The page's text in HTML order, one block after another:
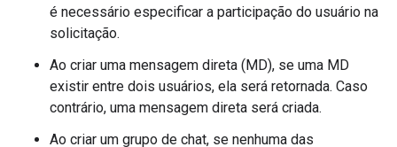
é necessário especificar a participação do usuário na
solicitação.
Ao criar uma mensagem direta (MD), se uma MD
existir entre dois usuários, ela será retornada. Caso
contrário, uma mensagem direta será criada.
Ao criar um grupo de chat, se nenhuma das